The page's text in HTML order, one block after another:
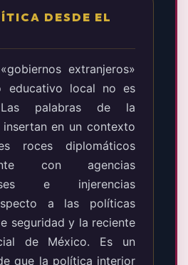
DESDE EL
extranjeros»
educativo local no es
Las palabras de la
insertan en un contexto
roces diplomáticos
con agencias
e injerencias
a las políticas
seguridad y la reciente
de México. Es un
que la política interior